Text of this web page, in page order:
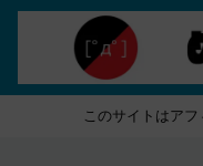
このサイトはア